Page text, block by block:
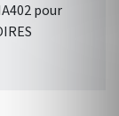
pour